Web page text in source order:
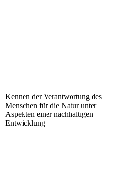
Kennen der Verantwortung des
Menschen für die Natur unter
Aspekten einer nachhaltigen
Entwicklung